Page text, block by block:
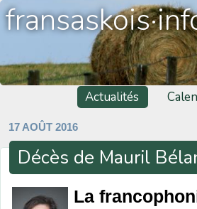
Actualités
17 AOÛT 2016
Décès de Mauril
La